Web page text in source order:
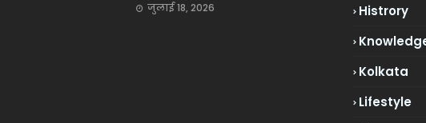
जुलाई 18, 2026
Histrory
Kolkata
Lifestyle